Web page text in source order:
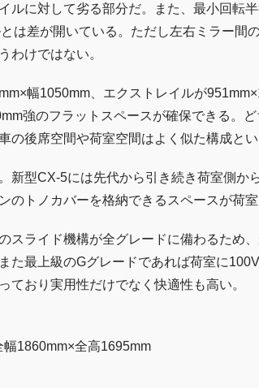
ルに対して劣る部分だ。また、最小回転
は差が開いている。ただし左右ミラー間
わけではない。
幅1050mm、エクストレイルが
強のフラットスペースが確保できる。
の後席空間や荷室空間はよく似た構成とい
新型CX-5には先代から引き続き荷室側か
のトノカバーを格納できるスペースが荷室
スライド機構が全グレードに備わるため
た最上級のGグレードであれば荷室に
ており実用性だけでなく快適性も高い。
1860mm×全高1695mm